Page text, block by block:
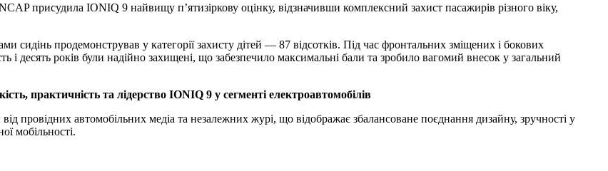
присудила IONIQ 9 найвищу п’ятизіркову оцінку, відзначивши комплексний захист пасажирів різного віку,
сидінь продемонстрував у категорії захисту дітей — 87 відсотків. Під час фронтальних зміщених і бокових
і десять років були надійно захищені, що забезпечило максимальні бали та зробило вагомий внесок у загальний
практичність та лідерство IONIQ 9 у сегменті електроавтомобілів
провідних автомобільних медіа та незалежних журі, що відображає збалансоване поєднання дизайну, зручності у
мобільності.